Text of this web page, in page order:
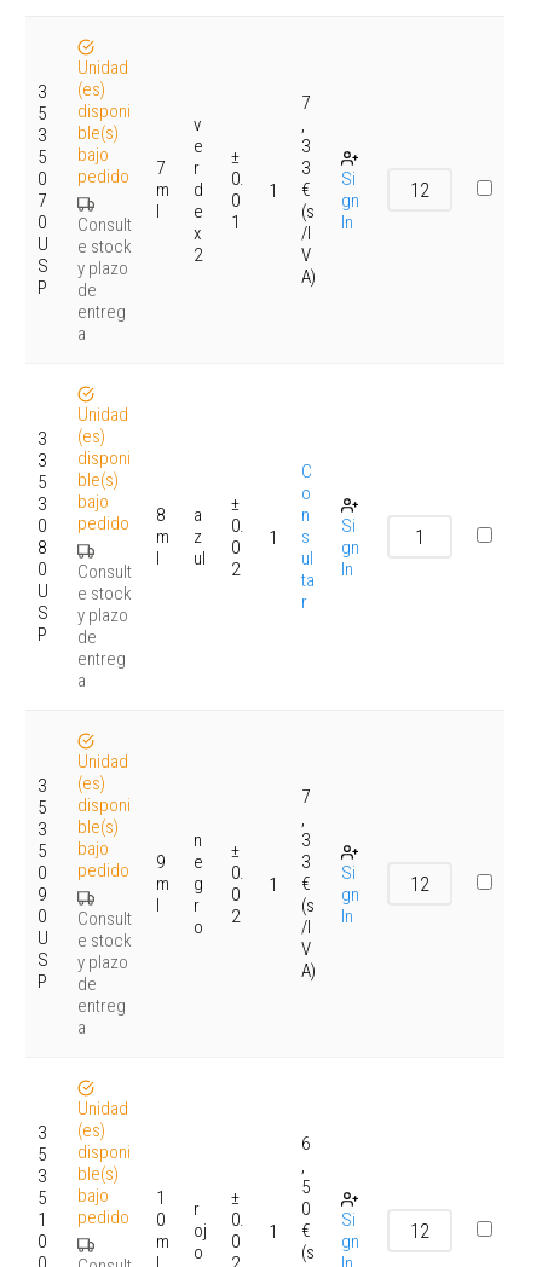
3
5
3
5
0
7
0
U
S
P
Unidad
(es)
disponi
ble(s)
bajo
pedido
Consult
e stock
y plazo
de
entreg
a
7
m
l
v
e
r
d
e
x
2
±
0.
0
1
1
7
,
3
3
€
(s
/I
V
A)
Si
gn
In
3
3
5
3
0
8
0
U
S
P
Unidad
(es)
disponi
ble(s)
bajo
pedido
Consult
e stock
y plazo
de
entreg
a
8
m
l
a
z
ul
±
0.
0
2
1
C
o
n
s
ul
ta
r
Si
gn
In
3
5
3
5
0
9
0
U
S
P
Unidad
(es)
disponi
ble(s)
bajo
pedido
Consult
e stock
y plazo
de
entreg
a
9
m
l
n
e
g
r
o
±
0.
0
2
1
7
,
3
3
€
(s
/I
V
A)
Si
gn
In
3
5
3
5
1
0
Unidad
(es)
disponi
ble(s)
bajo
pedido
1
0
m
r
oj
o
±
0.
0
1
6
,
5
0
€
(s
Si
gn